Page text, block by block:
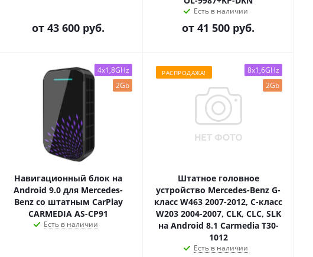
от 43 600 руб.
Есть в наличии
от 41 500 руб.
4x1,8GHz
2Gb
Навигационный блок на
Android 9.0 для Mercedes-
Benz со штатным CarPlay
CARMEDIA AS-CP91
Есть в наличии
РАСПРОДАЖА!
8x1,6GHz
2Gb
Штатное головное
устройство Mercedes-Benz G-
класс W463 2007-2012, C-класс
W203 2004-2007, CLK, CLC, SLK
на Android 8.1 Carmedia T30-
1012
Есть в наличии